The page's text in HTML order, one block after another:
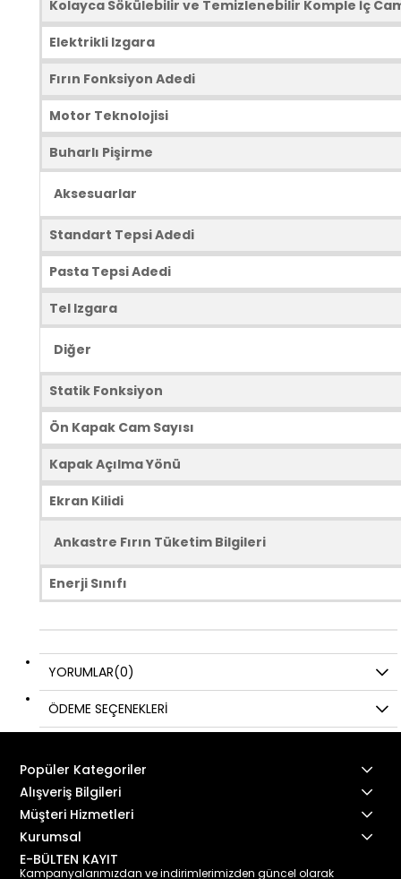
Kolayca Sökülebilir ve Temizlenebilir Komple İç
Elektrikli Izgara
Fırın Fonksiyon Adedi
Motor Teknolojisi
Buharlı Pişirme
Aksesuarlar
Standart Tepsi Adedi
Pasta Tepsi Adedi
Tel Izgara
Diğer
Statik Fonksiyon
Ön Kapak Cam Sayısı
Kapak Açılma Yönü
Ekran Kilidi
Ankastre Fırın Tüketim Bilgileri
Enerji Sınıfı
YORUMLAR(0)
ÖDEME SEÇENEKLERI
Popüler Kategoriler
Alışveriş Bilgileri
Müşteri Hizmetleri
Kurumsal
E-BÜLTEN KAYIT
Kampanyalarımızdan ve indirimlerimizden güncel olarak